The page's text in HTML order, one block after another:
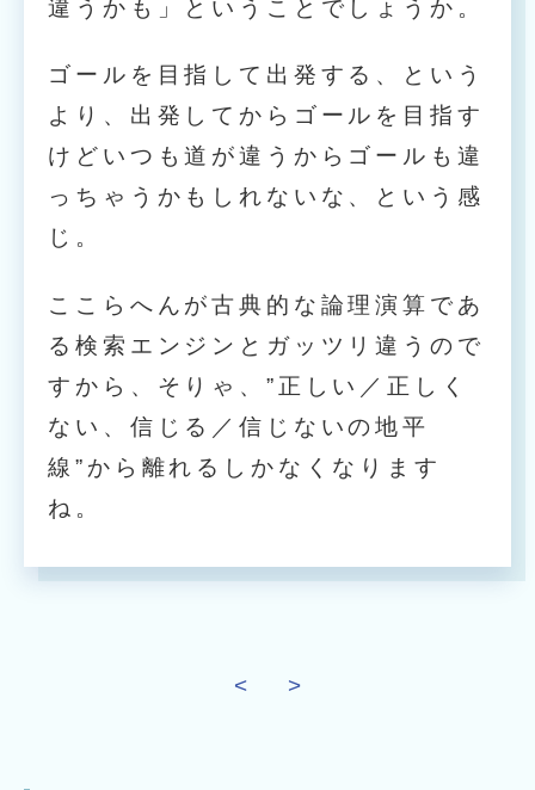
違うかも」ということでしょうか。
ゴールを目指して出発する、という
より、出発してからゴールを目指す
けどいつも道が違うからゴールも違
っちゃうかもしれないな、という感
じ。
ここらへんが古典的な論理演算であ
る検索エンジンとガッツリ違うので
すから、そりゃ、”正しい／正しく
ない、信じる／信じないの地平
線”から離れるしかなくなります
ね。
< >